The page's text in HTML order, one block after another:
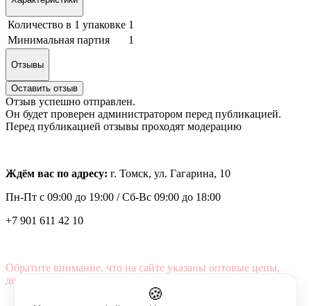
Количество в 1 упаковке 1
Минимальная партия
1
Отзывы
Оставить отзыв
Отзыв успешно отправлен.
Он будет проверен администратором перед публикацией.
Перед публикацией отзывы проходят модерацию
Ждём вас по адресу: г. Томск, ул. Гагарина, 10
Пн-Пт с 09:00 до 19:00 /Сб-Вс 09:00 до 18:00
+7 901 611 42 10
Обратите внимание, что на сайте указаны оптовые цены,
действующие при первом заказе от 3000 рублей.
🍪